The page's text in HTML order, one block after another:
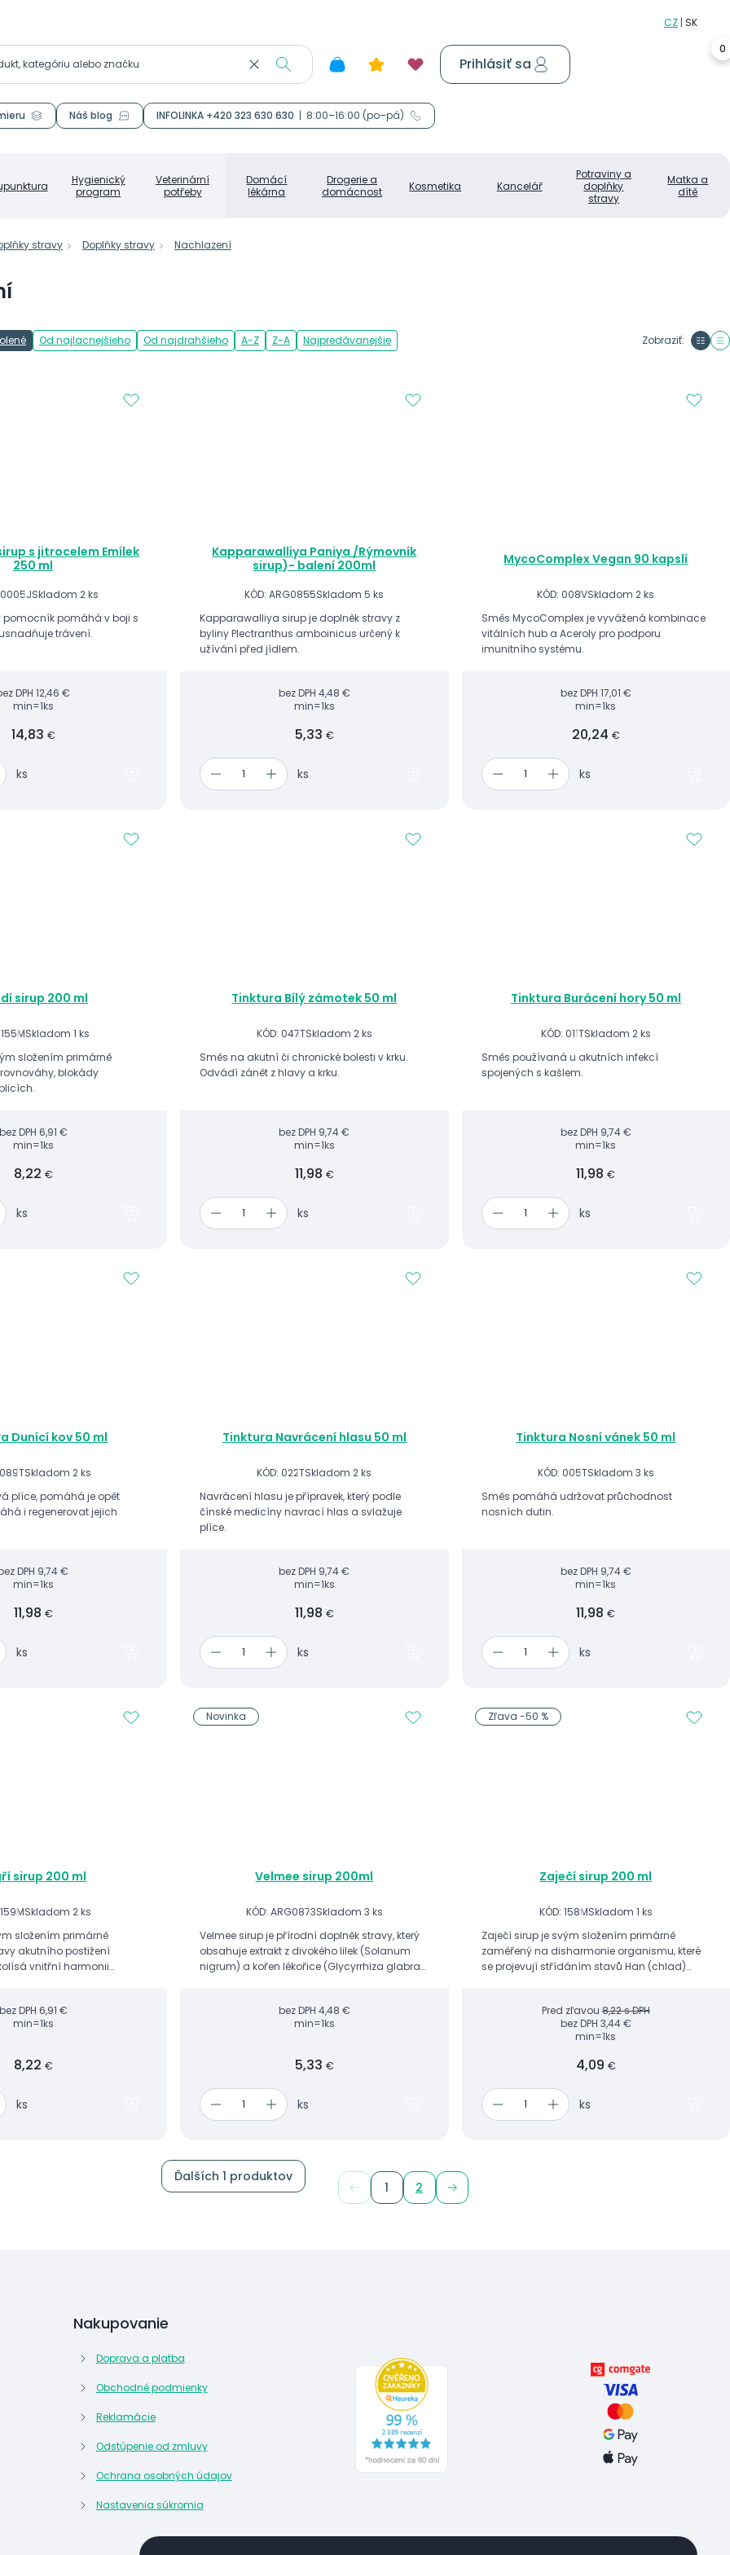
Hygienický
program
Veterinární
potřeby
Domácí
lékárna
Drogerie a
domácnost
Kosmetika Kancelář
Potraviny a
doplňky
stravy
Matka a
dítě
0
Prihlásiť sa
Náš blog INFOLINKA +420 323 630 630 8:00–16:00 (po–pá)
stravy Doplňky stravy Nachlazení
Od najlacnejšieho Od najdrahšieho A-Z Z-A Najpredávanejšie Zobraziť:
s jitrocelem Emílek
250 ml
Skladom 2 ks
pomocník pomáhá v boji s
trávení.
DPH 12,46 €
min=1ks
14,83 €
ks
Kapparawalliya Paniya /Rýmovník
sirup)- balení 200ml
KÓD: ARG0855Skladom 5 ks
Kapparawalliya sirup je doplněk stravy z
byliny Plectranthus amboinicus určený k
užívání před jídlem.
bez DPH 4,48 €
min=1ks
5,33 €
ks
MycoComplex Vegan 90 kapslí
KÓD: 008VSkladom 2 ks
Směs MycoComplex je vyvážená kombinace
vitálních hub a Aceroly pro podporu
imunitního systému.
bez DPH 17,01 €
min=1ks
20,24 €
ks
sirup 200 ml
Skladom 1 ks
složením primárně
blokády
bez DPH 6,91 €
min=1ks
8,22 €
ks
Tinktura Bílý zámotek 50 ml
KÓD: 047TSkladom 2 ks
Směs na akutní či chronické bolesti v krku.
Odvádí zánět z hlavy a krku.
bez DPH 9,74 €
min=1ks
11,98 €
ks
Tinktura Burácení hory 50 ml
KÓD: 011TSkladom 2 ks
Směs používaná u akutních infekcí
spojených s kašlem.
bez DPH 9,74 €
min=1ks
11,98€
ks
Dunící kov 50 ml
Skladom 2 ks
i regenerovat jejich
DPH 9,74 €
min=1ks
11,98 €
ks
Tinktura Navrácení hlasu 50 ml
KÓD: 022TSkladom 2 ks
Navrácení hlasu je přípravek, který podle
čínské medicíny navrací hlas a svlažuje
plíce.
bez DPH 9,74 €
min=1ks
11,98 €
ks
Tinktura Nosní vánek 50 ml
KÓD: 005TSkladom 3 ks
Směs pomáhá udržovat průchodnost
nosních dutin.
bez DPH 9,74 €
min=1ks
11,98€
ks
sirup 200 ml
Skladom 2 ks
složením primárně
akutního postižení
vnitřní harmonii
bez DPH 6,91 €
min=1ks
8,22 €
ks
Velmee sirup 200ml
KÓD: ARG0873Skladom 3 ks
Velmee sirup je přírodní doplněk stravy, který
obsahuje extrakt z divokého lilek (Solanum
nigrum) a kořen lékořice (Glycyrrhiza glabra).
bez DPH 4,48 €
min=1ks
5,33 €
ks
Novinka
Zaječí sirup 200 ml
KÓD: 158MSkladom 1 ks
Zaječí sirup je svým složením primárně
zaměřený na disharmonie organismu, které
se projevují střídáním stavů Han (chlad)
Pred zľavou8,22 s DPH
bez DPH 3,44 €
min=1ks
4,09 €
ks
Zľava -50 %
Ďalších 1 produktov
1 2
Nakupovanie
Doprava a platba
Obchodné podmienky
Reklamácie
Odstúpenie od zmluvy
Ochrana osobných údajov
Nastavenia súkromia